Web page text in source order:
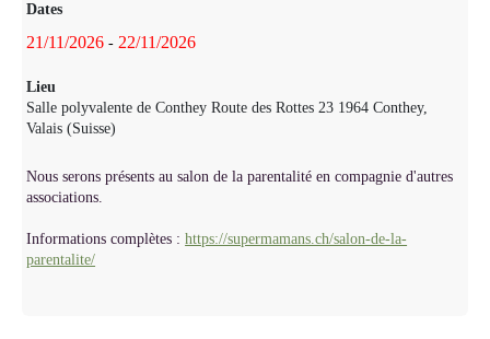
Dates
21/11/2026 -22/11/2026
Lieu
Salle polyvalente de Conthey Route des Rottes 23 1964 Conthey,
Valais (Suisse)
Nous serons présents au salon de la parentalité en compagnie d'autres
associations.
Informations complètes :https://supermamans.ch/salon-de-la-
parentalite/